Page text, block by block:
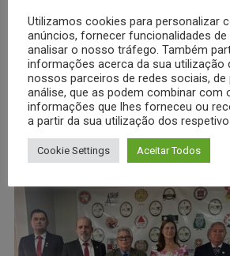
CURSO DE ASSESSORIA PARLAMENTAR FENEME/ASSOMAL É CONCLUÍDO EM ALAGOAS
CONTEÚDOS RELACIONADOS
Utilizamos cookies para personalizar
anúncios, fornecer funcionalidades
analisar o nosso tráfego. Também
informações acerca da sua utilização
nossos parceiros de redes sociais, de
análise, que as podem combinar com
informações que lhes forneceu ou
a partir da sua utilização dos
Cookie Settings Aceitar Todos